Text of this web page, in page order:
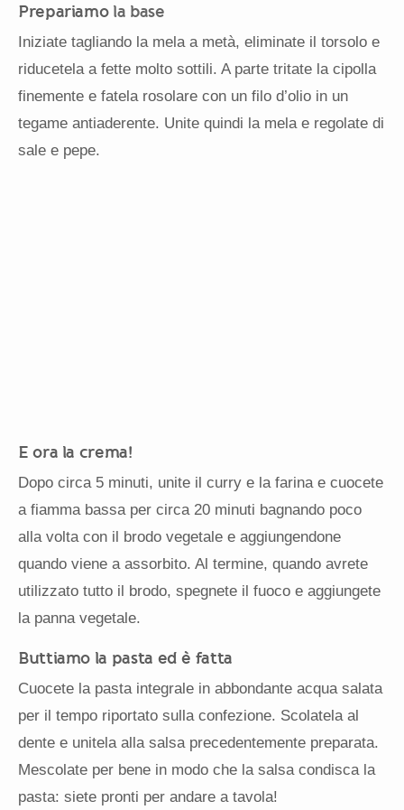
Prepariamola base
Iniziate tagliando la mela a metà, eliminate il torsolo e
riducetela a fette molto sottili. A parte tritate la cipolla
finemente e fatela rosolare con un filo d’olio in un
tegame antiaderente. Unite quindi la mela e regolate di
sale e pepe.
E ora la crema!
Dopo circa 5 minuti, unite il curry e la farina e cuocete
a fiamma bassa per circa 20 minuti bagnando poco
alla volta con il brodo vegetale e aggiungendone
quando viene a assorbito. Al termine, quando avrete
utilizzato tutto il brodo, spegnete il fuoco e aggiungete
la panna vegetale.
Buttiamo la pasta ed è fatta
Cuocete la pasta integrale in abbondante acqua salata
per il tempo riportato sulla confezione. Scolatela al
dente e unitela alla salsa precedentemente preparata.
Mescolate per bene in modo che la salsa condisca la
pasta: siete pronti per andare a tavola!